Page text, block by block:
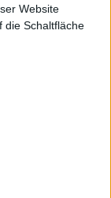
Website
die Schaltfläche